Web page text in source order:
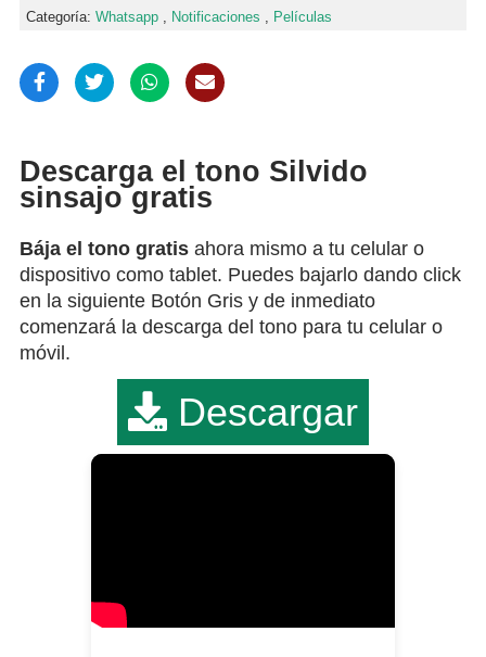
Categoría: Whatsapp , Notificaciones , Películas
Descarga el tono Silvido
sinsajo gratis
Bája el tono gratis ahora mismo a tu celular o
dispositivo como tablet. Puedes bajarlo dando click
en la siguiente Botón Gris y de inmediato
comenzará la descarga del tono para tu celular o
móvil.
Descargar